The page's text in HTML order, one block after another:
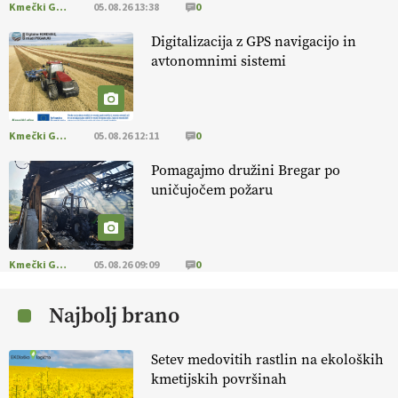
EKOloško = logično: ekološka kmetija
FREŠER
KMETIJSKA LIGA PRVAKOV: POMLADITEV
KMETIJSKE EKIPE
KMETIJSKA LIGA PRVAKOV: UKRAJINA vs.
EVROPA
EKOloško = logično: ekološka kmetija
B'ZGAR
EKOloško = logično: VLOG Okus je
EKOloško = logično: ekološka kmetija PR'
Kmečki Glas 05.08.26 13:38 0
Digitalizacija z GPS navigacijo in
avtonomnimi sistemi
Kmečki Glas 05.08.26 12:11 0
Pomagajmo družini Bregar po
uničujočem požaru
Kmečki Glas 05.08.26 09:09 0
Najbolj brano
Setev medovitih rastlin na ekoloških
kmetijskih površinah